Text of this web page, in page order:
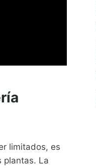
limitados, es
plantas. La